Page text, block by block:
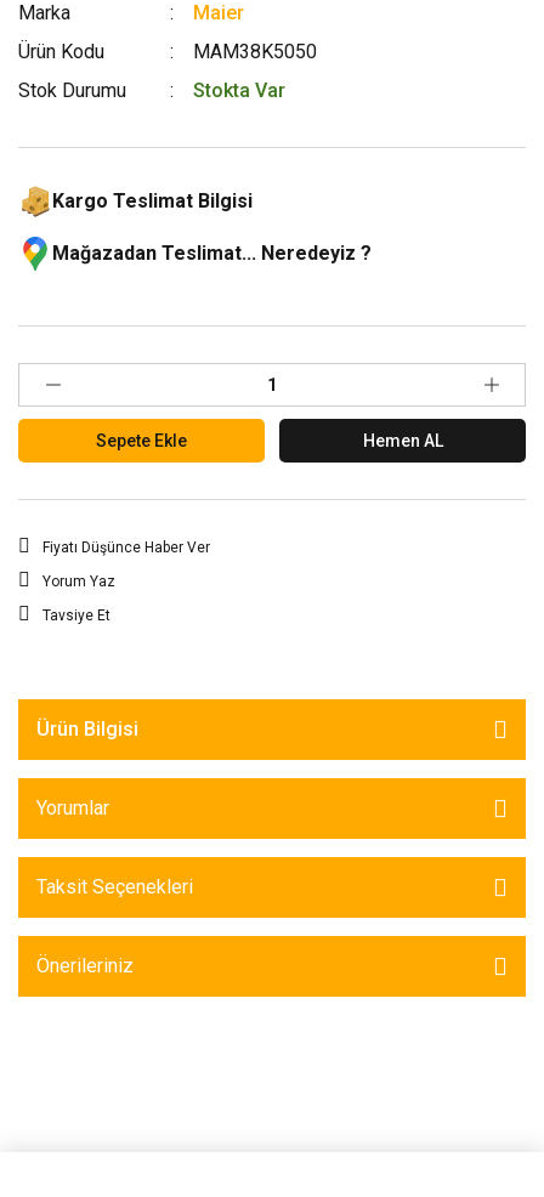
Marka
Maier
Ürün Kodu
MAM38K5050
Stok Durumu
Stokta Var
Kargo Teslimat Bilgisi
Mağazadan Teslimat... Neredeyiz ?
Sepete Ekle Hemen AL
Fiyatı Düşünce Haber Ver
Yorum Yaz
Tavsiye Et
Ürün Bilgisi
Yorumlar
Taksit Seçenekleri
Önerileriniz